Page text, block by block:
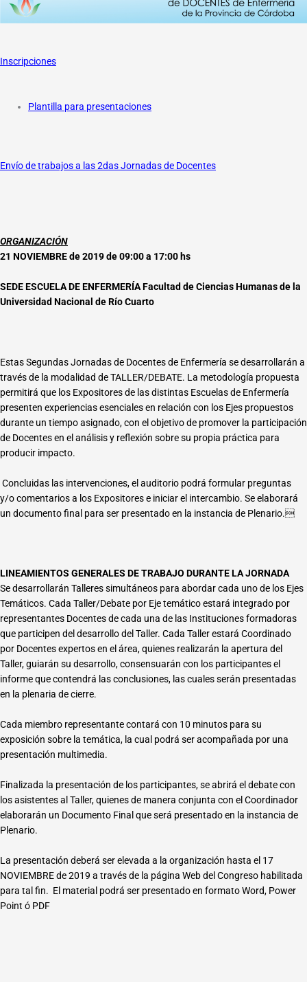
Inscripciones
Plantilla para presentaciones
Envío de trabajos a las 2das Jornadas de Docentes
ORGANIZACIÓN
21 NOVIEMBRE de 2019 de 09:00 a 17:00 hs
SEDE ESCUELA DE ENFERMERÍA Facultad de Ciencias Humanas de la
Universidad Nacional de Río Cuarto
Estas Segundas Jornadas de Docentes de Enfermería se desarrollarán a
través de la modalidad de TALLER/DEBATE. La metodología propuesta
permitirá que los Expositores de las distintas Escuelas de Enfermería
presenten experiencias esenciales en relación con los Ejes propuestos
durante un tiempo asignado, con el objetivo de promover la participación
de Docentes en el análisis y reflexión sobre su propia práctica para
producir impacto.
Concluidas las intervenciones, el auditorio podrá formular preguntas
y/o comentarios a los Expositores e iniciar el intercambio. Se elaborará
un documento final para ser presentado en la instancia de Plenario.
LINEAMIENTOS GENERALES DE TRABAJO DURANTE LA JORNADA
Se desarrollarán Talleres simultáneos para abordar cada uno de los Ejes
Temáticos. Cada Taller/Debate por Eje temático estará integrado por
representantes Docentes de cada una de las Instituciones formadoras
que participen del desarrollo del Taller. Cada Taller estará Coordinado
por Docentes expertos en el área, quienes realizarán la apertura del
Taller, guiarán su desarrollo, consensuarán con los participantes el
informe que contendrá las conclusiones, las cuales serán presentadas
en la plenaria de cierre.
Cada miembro representante contará con 10 minutos para su
exposición sobre la temática, la cual podrá ser acompañada por una
presentación multimedia.
Finalizada la presentación de los participantes, se abrirá el debate con
los asistentes al Taller, quienes de manera conjunta con el Coordinador
elaborarán un Documento Final que será presentado en la instancia de
Plenario.
La presentación deberá ser elevada a la organización hasta el 17
NOVIEMBRE de 2019 a través de la página Web del Congreso habilitada
para tal fin. El material podrá ser presentado en formato Word, Power
Point ó PDF